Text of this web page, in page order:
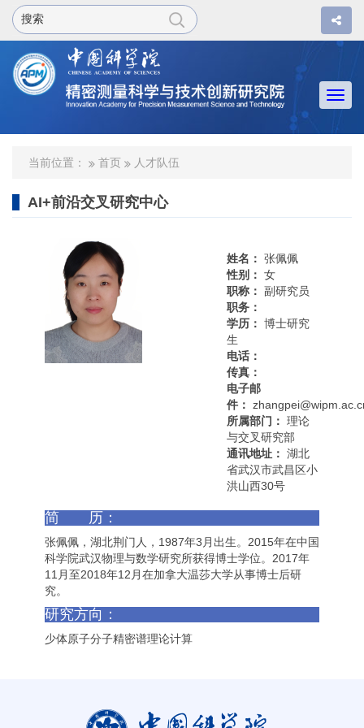
当前位置： 首页 人才队伍
AI+前沿交叉研究中心
姓名： 张佩佩
性别： 女
职称： 副研究员
职务：
学历： 博士研究
生
电话：
传真：
电子邮
件：
所属部门： 理论
与交叉研究部
通讯地址： 湖北
省武汉市武昌区小
洪山西30号
简 历：
张佩佩，湖北荆门人，1987年3月出生。2015年在中国
科学院武汉物理与数学研究所获得博士学位。2017年
11月至2018年12月在加拿大温莎大学从事博士后研
究。
研究方向：
少体原子分子精密谱理论计算